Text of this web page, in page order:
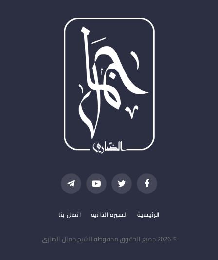
فيسبوك تويتر يوتيوب تيلقرام
الرئيسية السيرة الذاتية اتصل بنا
© 2026 جميع الحقوق محفوظة للشيخ جمال الضاري